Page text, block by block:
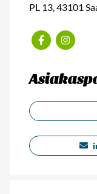
PL 13, 43101
FacebookInstagram